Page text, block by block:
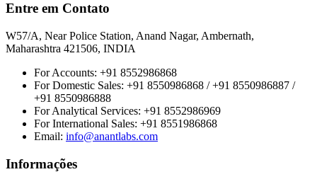
Entre em Contato
W57/A, Near Police Station, Anand Nagar, Ambernath,
Maharashtra 421506, INDIA
For Accounts: +91 8552986868
For Domestic Sales: +91 8550986868 / +91 8550986887 /
+91 8550986888
For Analytical Services: +91 8552986969
For International Sales: +91 8551986868
Email: info@anantlabs.com
Informações